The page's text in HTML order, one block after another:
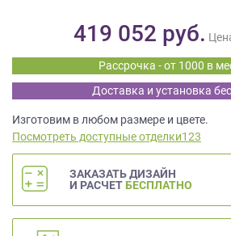
419 052 руб.
Рассрочка - от 1000 в
Доставка и установка
Изготовим в любом размере и цвете.
Посмотреть доступные отделки123
ЗАКАЗАТЬ ДИЗАЙН
И РАСЧЕТ БЕСПЛАТНО
персональных
данных.